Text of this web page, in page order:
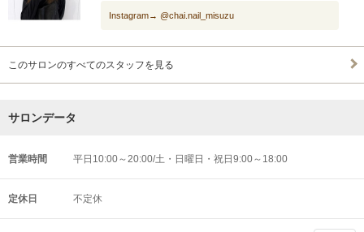
Instagram→ @chai.nail_misuzu
このサロンのすべてのスタッフを見る
サロンデータ
営業時間 平日10:00～20:00/土・日曜日・祝日9:00～18:00
定休日 不定休